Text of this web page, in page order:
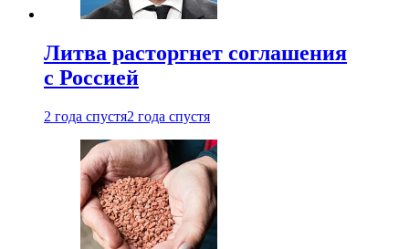
Литва расторгнет соглашения
с Россией
2 года спустя2 года спустя